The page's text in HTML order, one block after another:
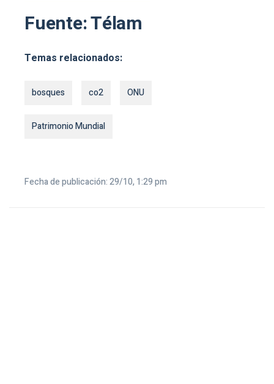
Fuente: Télam
Temas relacionados:
bosques co2 ONU
Patrimonio Mundial
Fecha de publicación: 29/10, 1:29 pm